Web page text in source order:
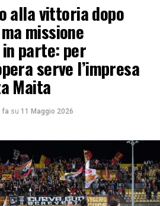
alla vittoria dopo
missione
parte: per
serve l’impresa
Maita
fa su 11 Maggio 2026